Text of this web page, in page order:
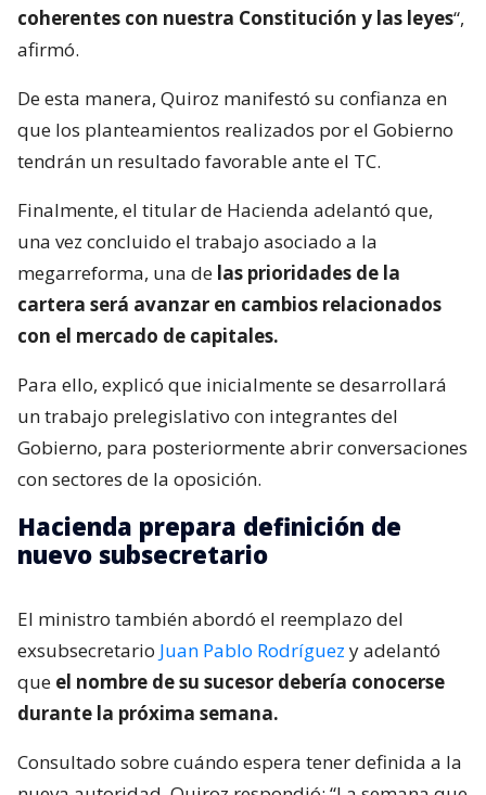
coherentes con nuestra Constitución y las leyes“,
afirmó.
De esta manera, Quiroz manifestó su confianza en
que los planteamientos realizados por el Gobierno
tendrán un resultado favorable ante el TC.
Finalmente, el titular de Hacienda adelantó que,
una vez concluido el trabajo asociado a la
megarreforma, una de las prioridades de la
cartera será avanzar en cambios relacionados
con el mercado de capitales.
Para ello, explicó que inicialmente se desarrollará
un trabajo prelegislativo con integrantes del
Gobierno, para posteriormente abrir conversaciones
con sectores de la oposición.
Hacienda prepara definición de
nuevo subsecretario
El ministro también abordó el reemplazo del
exsubsecretario Juan Pablo Rodríguez y adelantó
que el nombre de su sucesor debería conocerse
durante la próxima semana.
Consultado sobre cuándo espera tener definida a la